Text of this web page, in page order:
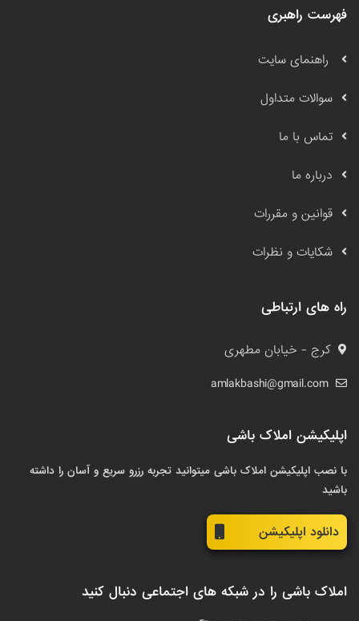
فهرست راهبری
راهنمای سایت
سوالات متداول
تماس با ما
درباره ما
قوانین و مقررات
شکایات و نظرات
راه های ارتباطی
کرج - خیابان مطهری
amlakbashi@gmail.com
اپلیکیشن املاک باشی
با نصب اپلیکیشن املاک باشی میتوانید تجربه رزرو سریع و آسان را داشته
باشید
دانلود اپلیکیشن
املاک باشی را در شبکه های اجتماعی دنبال کنید